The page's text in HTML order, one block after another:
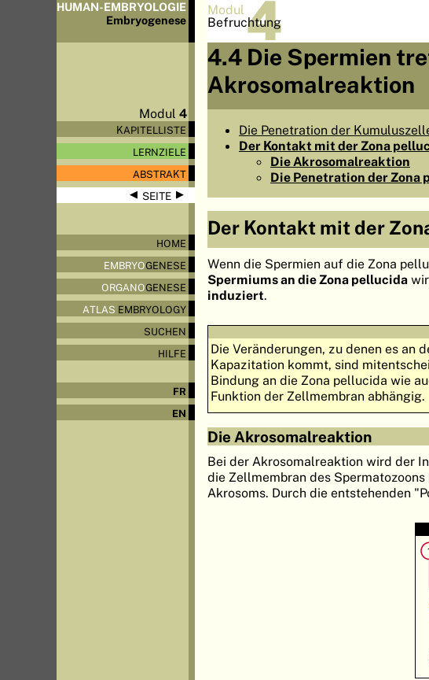
HUMAN-EMBRYOLOGIE
Embryogenese
Modul4
KAPITELLISTE
LERNZIELE
ABSTRAKT
◀ SEITE▶
HOME
EMBRYOGENESE
ORGANOGENESE
ATLAS EMBRYOLOGY
SUCHEN
HILFE
FR
EN
Modul 4
Befruchtung
4.4 Die Spermien
Akrosomalreaktion
Die Penetration der
Der Kontakt mit der Zona
Die Akrosomalreaktion
Die Penetration der Zona
Der Kontakt mit der
Wenn die Spermien auf die Zona
Spermiums an die Zona pellucida
induziert.
Die Veränderungen, zu denen es an
Kapazitation kommt, sind
Bindung an die Zona pellucida wie
Funktion der Zellmembran abhängig.
Die Akrosomalreaktion
Bei der Akrosomalreaktion wird der
die Zellmembran des
Akrosoms. Durch die entstehenden